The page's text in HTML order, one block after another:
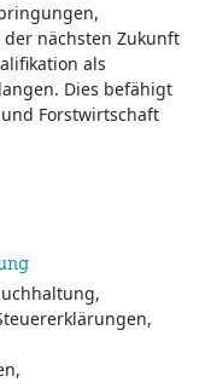
nächsten Zukunft
als
Dies befähigt
Forstwirtschaft